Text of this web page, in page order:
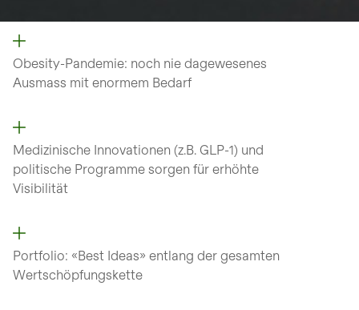
Obesity-Pandemie: noch nie dagewesenes
Ausmass mit enormem Bedarf
Medizinische Innovationen (z.B. GLP-1) und
politische Programme sorgen für erhöhte
Visibilität
Portfolio: «Best Ideas» entlang der gesamten
Wertschöpfungskette